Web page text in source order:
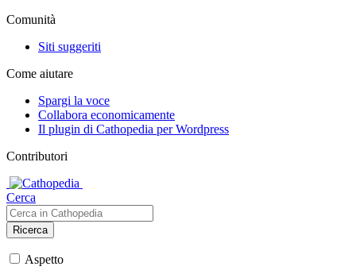
Comunità
Siti suggeriti
Come aiutare
Spargi la voce
Collabora economicamente
Il plugin di Cathopedia per Wordpress
Contributori
Cerca
Ricerca
Aspetto